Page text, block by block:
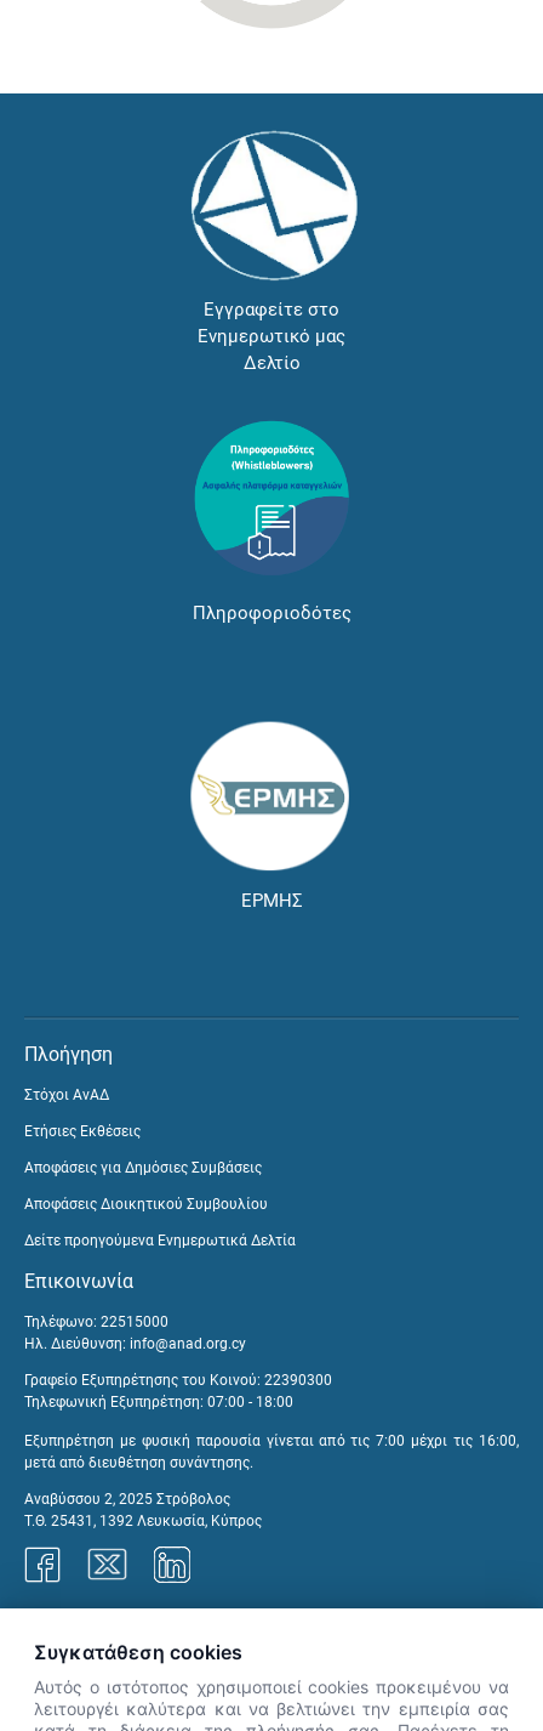
Εγγραφείτε στο
Ενημερωτικό μας
Δελτίο
Πληροφοριοδότες
ΕΡΜΗΣ
Πλοήγηση
Στόχοι ΑνΑΔ
Ετήσιες Εκθέσεις
Αποφάσεις για Δημόσιες Συμβάσεις
Αποφάσεις Διοικητικού Συμβουλίου
Δείτε προηγούμενα Ενημερωτικά Δελτία
Επικοινωνία
Τηλέφωνο: 22515000
Ηλ. Διεύθυνση: info@anad.org.cy
Γραφείο Εξυπηρέτησης του Κοινού: 22390300
Τηλεφωνική Εξυπηρέτηση: 07:00 - 18:00
Εξυπηρέτηση με φυσική παρουσία γίνεται από τις 7:00 μέχρι τις 16:00,
μετά από διευθέτηση συνάντησης.
Αναβύσσου 2, 2025 Στρόβολος
Τ.Θ. 25431, 1392 Λευκωσία, Κύπρος
Συγκατάθεση cookies
Αυτός ο ιστότοπος χρησιμοποιεί cookies προκειμένου να
λειτουργέι καλύτερα και να βελτιώνει την εμπειρία σας